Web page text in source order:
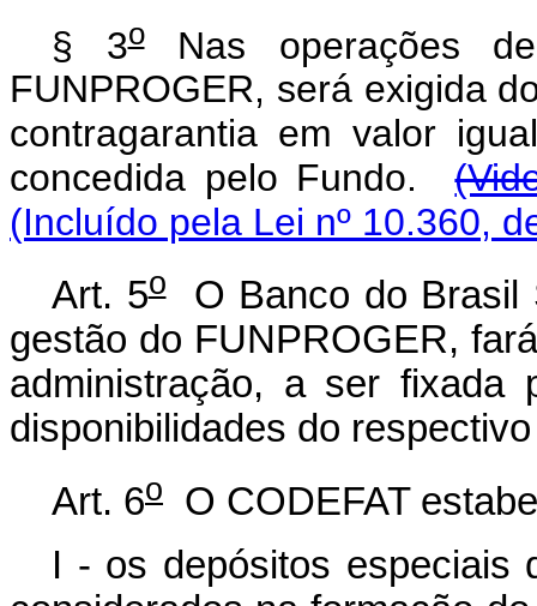
§ 3oNas operações de
FUNPROGER, será exigida
contragarantia em valor
concedida pelo Fundo.
(Incluído pela Lei nº 10.360,
Art. 5oO Banco do Brasil
gestão do FUNPROGER,
administração, a ser fixada
disponibilidades do
Art. 6o
O CODEFAT
I - os depósitos especiais